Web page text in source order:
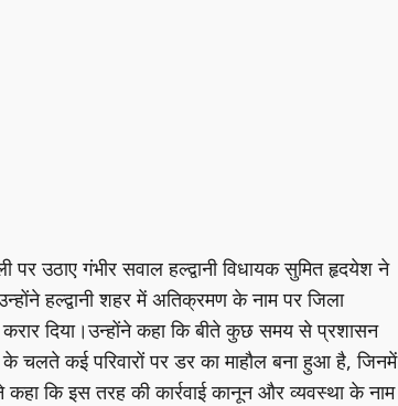
उठाए गंभीर सवाल हल्द्वानी विधायक सुमित हृदयेश ने
हल्द्वानी शहर में अतिक्रमण के नाम पर जिला
करार दिया।उन्होंने कहा कि बीते कुछ समय से प्रशासन
के चलते कई परिवारों पर डर का माहौल बना हुआ है, जिनमें
कि इस तरह की कार्रवाई कानून और व्यवस्था के नाम